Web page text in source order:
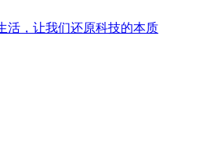
，让我们还原科技的本质